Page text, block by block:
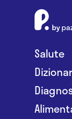
Salute